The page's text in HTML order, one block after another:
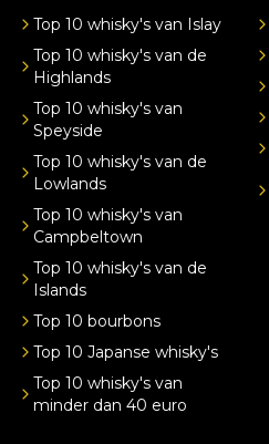
Top 10 whisky's van Islay
Top 10 whisky's van de
Highlands
Top 10 whisky's van
Speyside
Top 10 whisky's van de
Lowlands
Top 10 whisky's van
Campbeltown
Top 10 whisky's van de
Islands
Top 10 bourbons
Top 10 Japanse whisky's
Top 10 whisky's van
minder dan 40 euro